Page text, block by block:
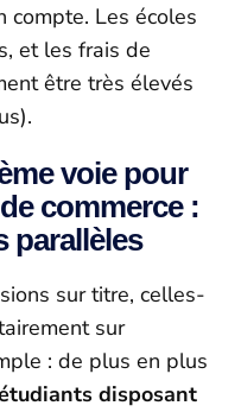
compte. Les écoles
et les frais de
être très élevés
voie pour
commerce :
parallèles
sur titre, celles-
sur
: de plus en plus
disposant